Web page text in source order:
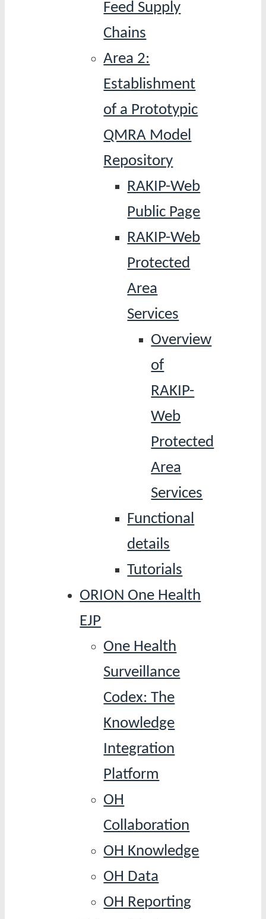
Feed Supply
Chains
Area 2:
Establishment
of a Prototypic
QMRA Model
Repository
RAKIP-Web
Public Page
RAKIP-Web
Protected
Area
Services
Overview
of
RAKIP-
Web
Protected
Area
Services
Functional
details
Tutorials
ORION One Health
EJP
One Health
Surveillance
Codex: The
Knowledge
Integration
Platform
OH
Collaboration
OH Knowledge
OH Data
OH Reporting